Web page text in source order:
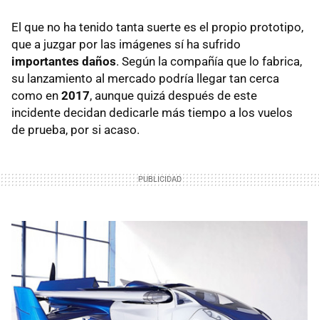
El que no ha tenido tanta suerte es el propio prototipo,
que a juzgar por las imágenes sí ha sufrido
importantes daños. Según la compañía que lo fabrica,
su lanzamiento al mercado podría llegar tan cerca
como en 2017, aunque quizá después de este
incidente decidan dedicarle más tiempo a los vuelos
de prueba, por si acaso.